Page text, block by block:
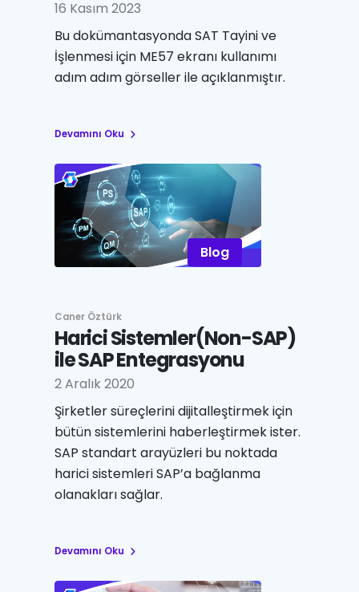
16 Kasım 2023
Bu dokümantasyonda SAT Tayini ve
İşlenmesi için ME57 ekranı kullanımı
adım adım görseller ile açıklanmıştır.
Devamını Oku
Blog
Caner Öztürk
Harici Sistemler(Non-SAP)
ile SAP Entegrasyonu
2 Aralık 2020
Şirketler süreçlerini dijitalleştirmek için
bütün sistemlerini haberleştirmek ister.
SAP standart arayüzleri bu noktada
harici sistemleri SAP’a bağlanma
olanakları sağlar.
Devamını Oku